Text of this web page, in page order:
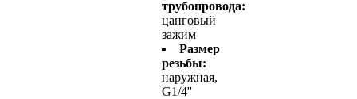
трубопровода:
цанговый
зажим
Размер
резьбы:
наружная,
G1/4''